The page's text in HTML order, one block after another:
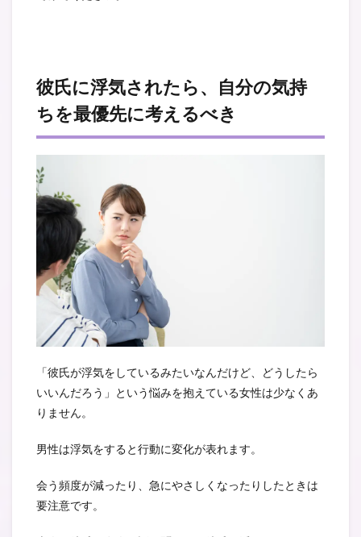
彼氏に浮気されたら、自分の気持
ちを最優先に考えるべき
「彼氏が浮気をしているみたいなんだけど、どうしたら
いいんだろう」という悩みを抱えている女性は少なくあ
りません。
男性は浮気をすると行動に変化が表れます。
会う頻度が減ったり、急にやさしくなったりしたときは
要注意です。